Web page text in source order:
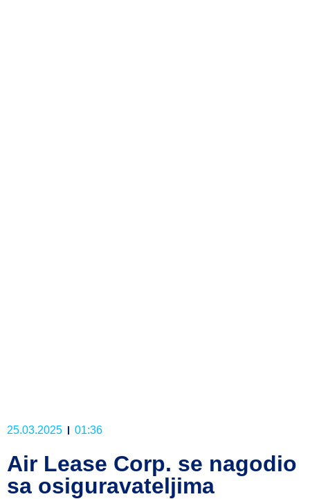
25.03.2025 01:36
Air Lease Corp. se nagodio
sa osiguravateljima